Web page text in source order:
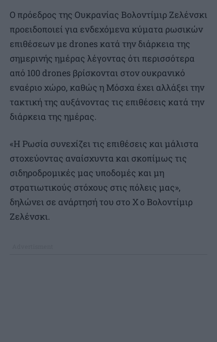
Ο πρόεδρος της Ουκρανίας Βολοντίμιρ Ζελένσκι
προειδοποιεί για ενδεχόμενα κύματα ρωσικών
επιθέσεων με drones κατά την διάρκεια της
σημερινής ημέρας λέγοντας ότι περισσότερα
από 100 drones βρίσκονται στον ουκρανικό
εναέριο χώρο, καθώς η Μόσχα έχει αλλάξει την
τακτική της αυξάνοντας τις επιθέσεις κατά την
διάρκεια της ημέρας.
«Η Ρωσία συνεχίζει τις επιθέσεις και μάλιστα
στοχεύοντας αναίσχυντα και σκοπίμως τις
σιδηροδρομικές μας υποδομές και μη
στρατιωτικούς στόχους στις πόλεις μας»,
δηλώνει σε ανάρτησή του στο Χ ο Βολοντίμιρ
Ζελένσκι.